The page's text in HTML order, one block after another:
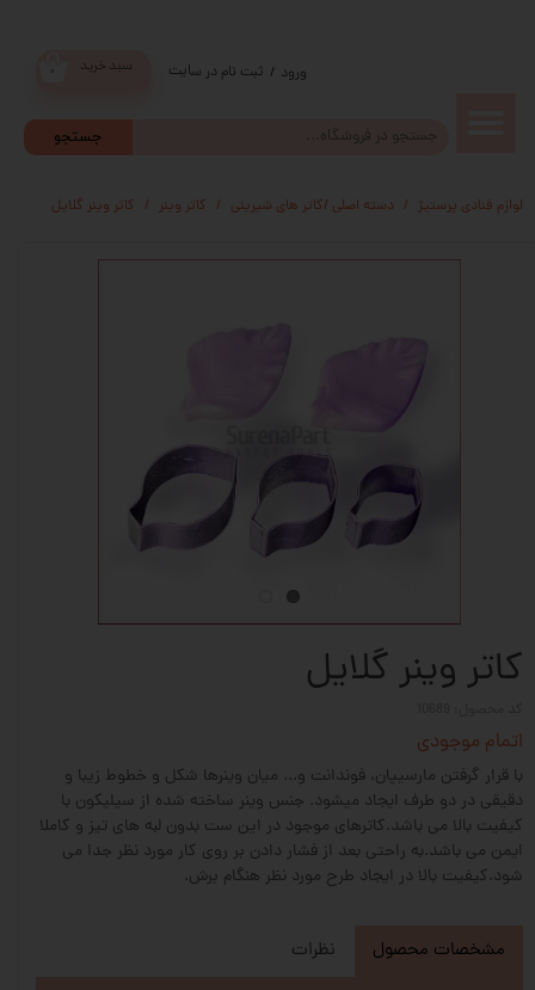
جستجو
سبد خرید ورود / ثبت نام در سایت
حساب
کاربری
لوازم قنادی پرستیژ دسته اصلی /کاتر های شیرینی کاتر وینر کاتر وینر گلایل
کاتر وینر گلایل
اتمام موجودی
با قرار گرفتن مارسیپان، فوندانت و... میان وینرها شکل و خطوط زیبا و
دقیقی در دو طرف ایجاد میشود. جنس وینر ساخته شده از سیلیکون با
کیفیت بالا می باشد.کاترهای موجود در این ست بدون لبه های تیز و کاملا
ایمن می باشد.به راحتی بعد از فشار دادن بر روی کار مورد نظر جدا می
شود.کیفیت بالا در ایجاد طرح مورد نظر هنگام برش.
مشخصات محصول نظرات